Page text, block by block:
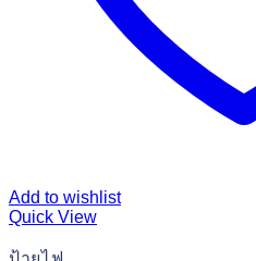
Add to wishlist
Quick View